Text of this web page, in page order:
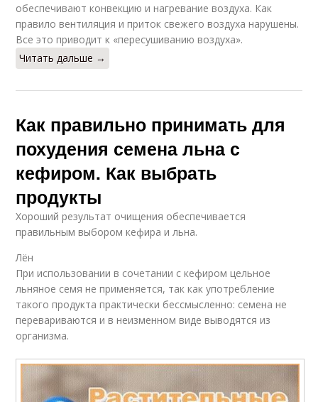
обеспечивают конвекцию и нагревание воздуха. Как
правило вентиляция и приток свежего воздуха нарушены.
Все это приводит к «пересушиванию воздуха».
Читать дальше →
Как правильно принимать для
похудения семена льна с
кефиром. Как выбрать
продукты
Хороший результат очищения обеспечивается
правильным выбором кефира и льна.
Лён
При использовании в сочетании с кефиром цельное
льняное семя не применяется, так как употребление
такого продукта практически бессмысленно: семена не
перевариваются и в неизменном виде выводятся из
организма.